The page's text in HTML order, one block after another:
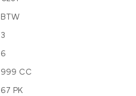
BTW
3
6
999 CC
67 PK